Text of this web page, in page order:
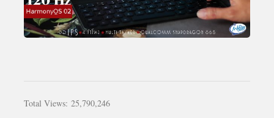
Total Views: 25,790,246